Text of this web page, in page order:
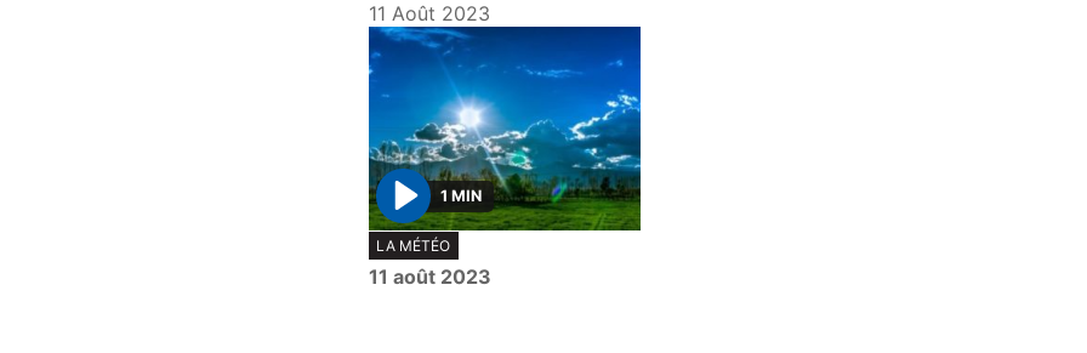
11 Août 2023
P
l
a
1 MIN
LA MÉTÉO
11 août 2023